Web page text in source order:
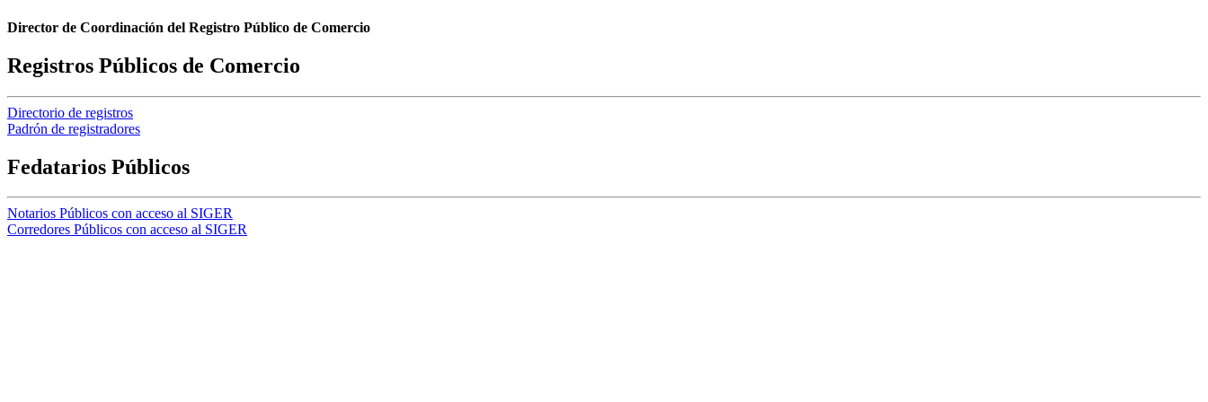
Director de Coordinación del Registro Público de Comercio
Registros Públicos de Comercio
Directorio de registros
Padrón de registradores
Fedatarios Públicos
Notarios Públicos con acceso al SIGER
Corredores Públicos con acceso al SIGER